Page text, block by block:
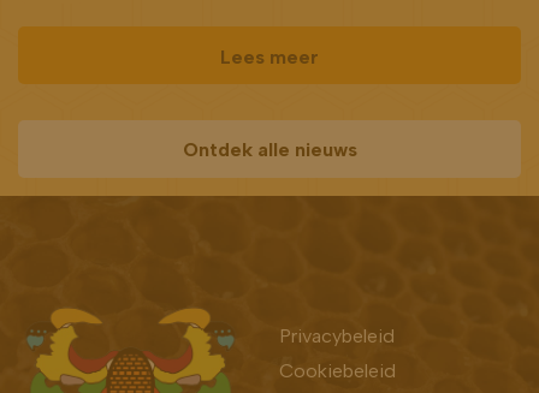
Lees meer
Ontdek alle nieuws
Bekijk ook
Privacybeleid
Cookiebeleid